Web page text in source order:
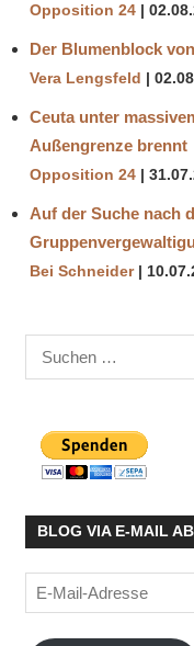
Opposition 24
Der Blumenblock
Vera Lengsfeld
Ceuta unter
Außengrenze brennt
Opposition 24
Auf der Suche nach
Bei Schneider
Suchen
nach:
BLOG VIA E-MAIL
E-
Mail-